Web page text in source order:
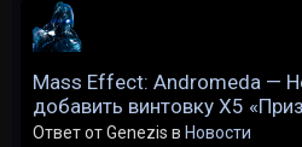
Mass Effect: Andromeda —
добавить винтовку X5
Ответ от Genezis в Новости